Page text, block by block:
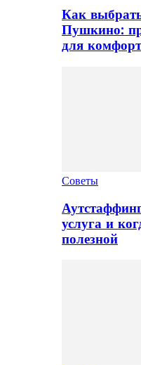
Как
Пушкино:
для
Советы
услуга и
полезной